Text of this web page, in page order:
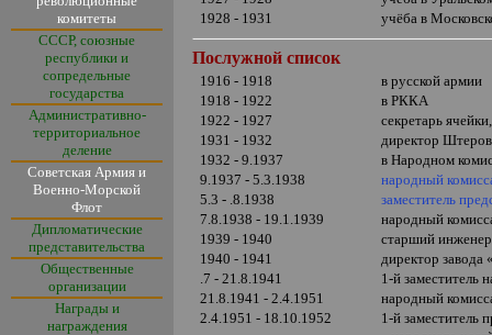
комитеты
СССР, союзные
республики и
сопредельные
государства
Административно-
территориальное
деление
Советская Армия и
Военно-Морской
Флот
Дипломатические
представительства
Общественные
организации
Награды и
награждения
1928 - 1931
учёба в
Послужной список
1916 - 1918
в русской армии
1918 - 1922
в РККА
1922 - 1927
секретарь
1931 - 1932
директор
1932 - 9.1937
в Народном
9.1937 - 5.3.1938
народный
5.3 - .8.1938
заместитель
7.8.1938 - 19.1.1939
народный
1939 - 1940
старший
1940 - 1941
директор
.7 - 21.8.1941
1-й заместитель
21.8.1941 - 2.4.1951
народный
2.4.1951 - 18.10.1952
1-й заместитель